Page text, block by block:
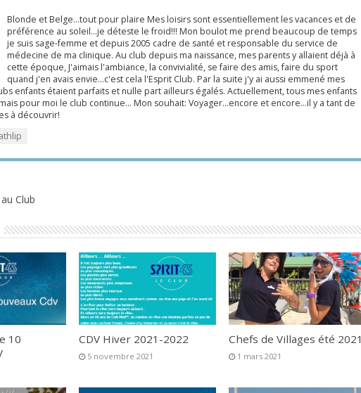
Blonde et Belge...tout pour plaire Mes loisirs sont essentiellement les vacances et de
préférence au soleil...je déteste le froid!!! Mon boulot me prend beaucoup de temps
je suis sage-femme et depuis 2005 cadre de santé et responsable du service de
médecine de ma clinique. Au club depuis ma naissance, mes parents y allaient déjà à
cette époque, J'aimais l'ambiance, la convivialité, se faire des amis, faire du sport
quand j'en avais envie...c'est cela l'Esprit Club. Par la suite j'y ai aussi emmené mes
enfants étaient parfaits et nulle part ailleurs égalés. Actuellement, tous mes enfants
pour moi le club continue... Mon souhait: Voyager...encore et encore...il y a tant de
à découvrir!
Club
10
CDV Hiver 2021-2022
5 novembre 2021
Chefs de Villages été 2021
1 mars 2021